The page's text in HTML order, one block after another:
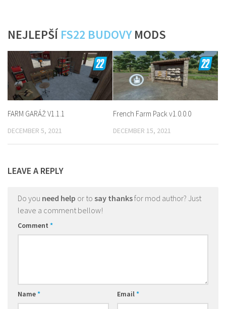
NEJLEPŠÍ FS22 BUDOVYMODS
FARM GARÁŽ V1.1.1
DECEMBER 5, 2021
French Farm Pack v1.0.0.0
DECEMBER 15, 2021
LEAVE A REPLY
Do you need help or to say thanksfor mod author? Just
leave a comment bellow!
Comment *
Name* Email*